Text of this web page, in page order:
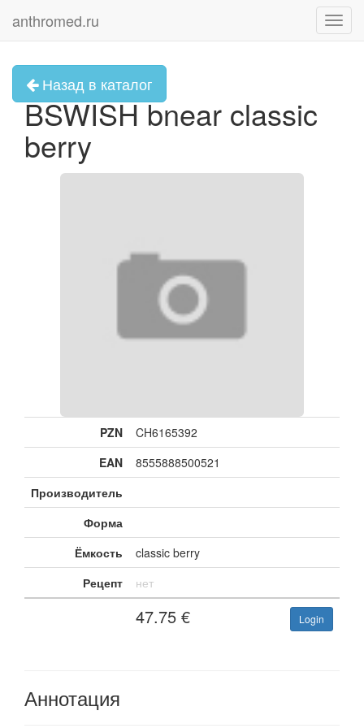
anthromed.ru
Назад в каталог
BSWISH bnear classic
berry
PZN
CH6165392
EAN
8555888500521
Производитель
Форма
Ёмкость
classic berry
Рецепт
нет
47.75 € Login
Аннотация